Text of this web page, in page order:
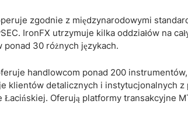
zgodnie z międzynarodowymi
IronFX utrzymuje kilka oddziałów na
ponad 30 różnych językach.
handlowcom ponad 200
klientów detalicznych i instytucjonalnych
Łacińskiej. Oferują platformy transakcyjne